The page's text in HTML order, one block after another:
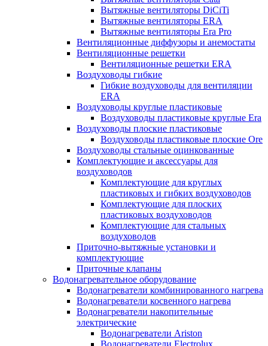
Вытяжные вентиляторы DiCiTi
Вытяжные вентиляторы ERA
Вытяжные вентиляторы Era Pro
Вентиляционные диффузоры и анемостаты
Вентиляционные решетки
Вентиляционные решетки ERA
Воздуховоды гибкие
Гибкие воздуховоды для вентиляции
ERA
Воздуховоды круглые пластиковые
Воздуховоды пластиковые круглые Era
Воздуховоды плоские пластиковые
Воздуховоды пластиковые плоские Ore
Воздуховоды стальные оцинкованные
Комплектующие и аксессуары для
воздуховодов
Комплектующие для круглых
пластиковых и гибких воздуховодов
Комплектующие для плоских
пластиковых воздуховодов
Комплектующие для стальных
воздуховодов
Приточно-вытяжные установки и
комплектующие
Приточные клапаны
Водонагревательное оборудование
Водонагреватели комбинированного нагрева
Водонагреватели косвенного нагрева
Водонагреватели накопительные
электрические
Водонагреватели Ariston